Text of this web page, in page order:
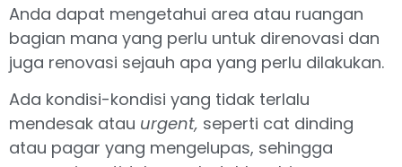
Anda dapat mengetahui area atau ruangan
bagian mana yang perlu untuk direnovasi dan
juga renovasi sejauh apa yang perlu dilakukan.
Ada kondisi-kondisi yang tidak terlalu
mendesak atau urgent, seperti cat dinding
atau pagar yang mengelupas, sehingga